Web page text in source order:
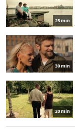
25 min
30 min
20 min